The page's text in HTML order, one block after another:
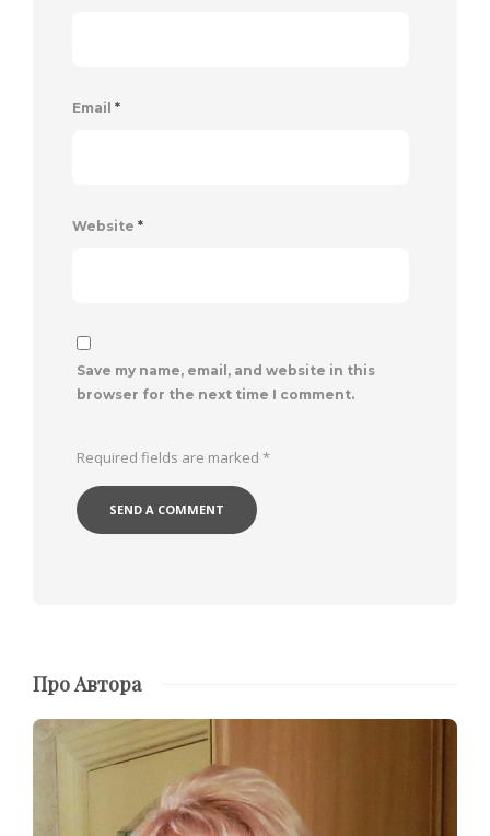
Email *
Website *
Save my name, email, and website in this
browser for the next time I comment.
Required fields are marked *
Про Автора